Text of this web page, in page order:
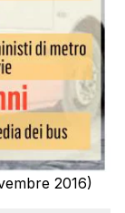
2016)